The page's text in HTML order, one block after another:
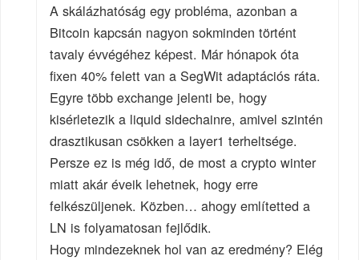
A skálázhatóság egy probléma, azonban a
Bitcoin kapcsán nagyon sokminden történt
tavaly évvégéhez képest. Már hónapok óta
fixen 40% felett van a SegWit adaptációs ráta.
Egyre több exchange jelenti be, hogy
kisérletezik a liquid sidechainre, amivel szintén
drasztikusan csökken a layer1 terheltsége.
Persze ez is még idő, de most a crypto winter
miatt akár éveik lehetnek, hogy erre
felkészüljenek. Közben… ahogy említetted a
LN is folyamatosan fejlődik.
Hogy mindezeknek hol van az eredmény? Elég